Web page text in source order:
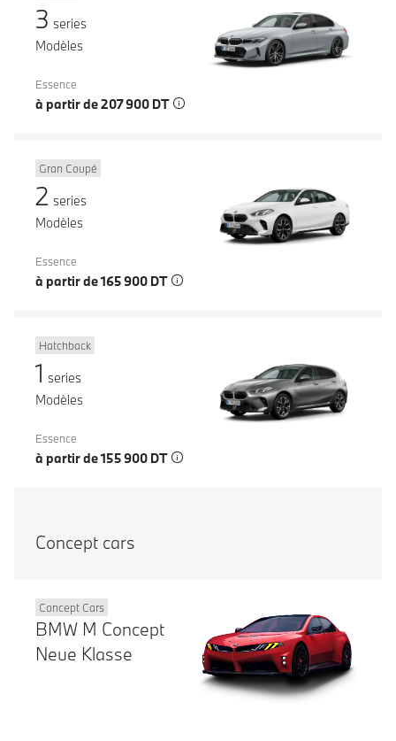
3 series
Modèles
Essence
à partir de 207 900 DT
Gran Coupé
2 series
Modèles
Essence
à partir de 165 900 DT
Hatchback
1 series
Modèles
Essence
à partir de 155 900 DT
Concept cars
Concept Cars
BMW M Concept
Neue Klasse